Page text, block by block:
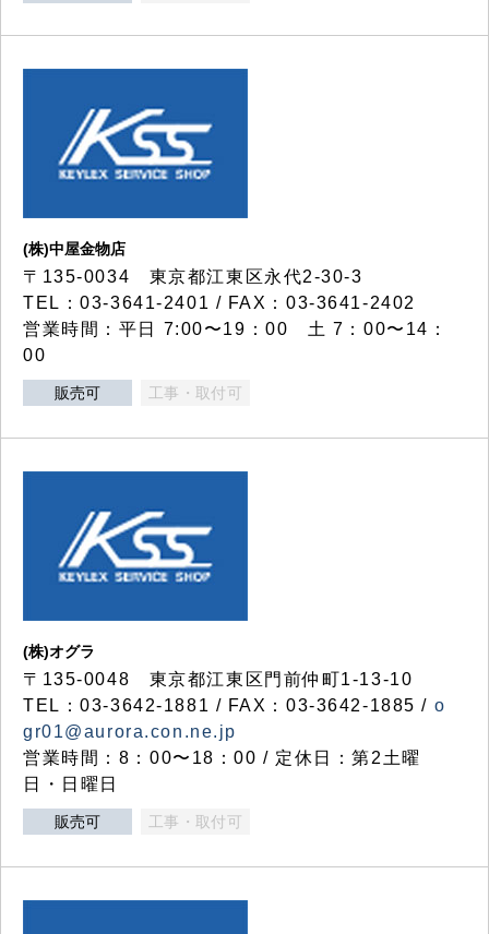
(株)中屋金物店
〒135-0034 東京都江東区永代2-30-3
TEL：03-3641-2401 / FAX：03-3641-2402
営業時間：平日 7:00〜19：00 土 7：00〜14：
00
販売可 工事・取付可
(株)オグラ
〒135-0048 東京都江東区門前仲町1-13-10
TEL：03-3642-1881 / FAX：03-3642-1885 / o
gr01@aurora.con.ne.jp
営業時間：8：00〜18：00 / 定休日：第2土曜
日・日曜日
販売可 工事・取付可